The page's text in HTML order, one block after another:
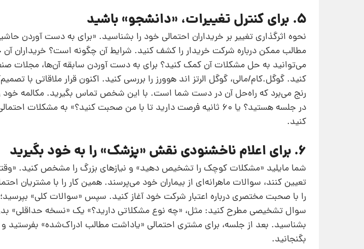
5. برای کنترل تغییرات، «دانشجو» باشید
نحوه اثرگذاری تغییر بر خریداران احتمالی خود را بشناسید. «برای به‌ دست آوردن
مطالب ممکن درباره شرکت خریدار را کشف کنید. شرایط آن‌ چگونه است؟ خریداران
می‌توانید به حل مشکلات آن‌ کمک کنید؟ برای به‌ دست آوردن سابقه آن‌ها، مجلات
کنید. گوگل.کام/مالی، گوگل الرتز اند هوورز را بررسی کنید. اکنون قرار ملاقاتی با
رنج می‌برد که راه‌حل آن در دست شما است. با این شخص تماس بگیرید. مکالمه خود
در جلسه هستید؟ یا 60 ثانیه فرصت دارید تا با من صحبت کنید؟» به
کنید.
6. برای اعلام ناخشنودی نقش «پزشک» را به خود بگیرید
شما مایلید «مشکلات کوچک را تشخیص دهید» و نیازهای بزرگ را مشخص کنید.
تعیین کنند، سوالات ماهرانه‌ای از بیماران خود می‌پرسند. همین کار را با مشتریان
را با صحبت مختصری درباره اعتبار شرکت خود آغاز کنید. سپس «سوالات کلی»
سوال تشخیصی مطرح کنید: ‌مثل، «چه نوع مشکلاتی دارید؟» یک «نسخه حداقلی»
بشناسید. بعد از جلسه، برای مشتری احتمالی «یاداشت مطالب ادراک‌شده» بفرستید و
بگنجانید.